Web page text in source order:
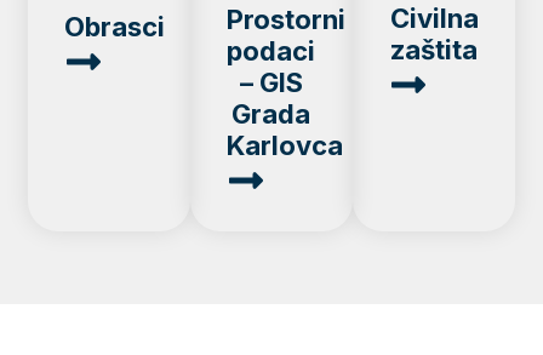
Obrasci
Prostorni
podaci
– GIS
Grada
Karlovca
Civilna
zaštita